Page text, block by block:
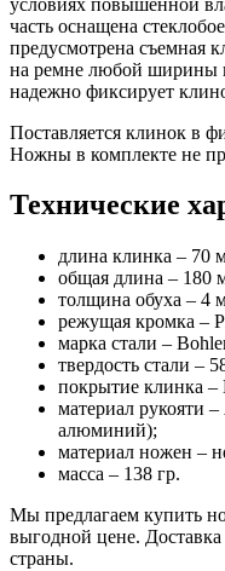
часть оснащена
предусмотрена съемная
на ремне любой ширины
надежно фиксирует
Поставляется клинок в
Ножны в комплекте не
Технические
длина клинка – 70
общая длина – 180
толщина обуха – 4
режущая кромка –
марка стали –
твердость стали –
покрытие клинка
материал рукояти
алюминий);
материал ножен –
масса – 138 гр.
Мы предлагаем купить
выгодной цене. Доставка
страны.